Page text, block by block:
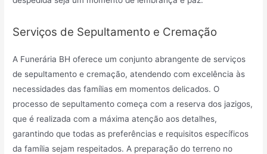
Serviços de Sepultamento e Cremação
A Funerária BH oferece um conjunto abrangente de serviços
de sepultamento e cremação, atendendo com excelência às
necessidades das famílias em momentos delicados. O
processo de sepultamento começa com a reserva dos jazigos,
que é realizada com a máxima atenção aos detalhes,
garantindo que todas as preferências e requisitos específicos
da família sejam respeitados. A preparação do terreno no